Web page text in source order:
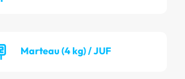
Marteau (4 kg) / JUF